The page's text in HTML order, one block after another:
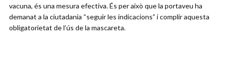
vacuna, és una mesura efectiva. És per això que la portaveu ha
demanat a la ciutadania “seguir les indicacions” i complir aquesta
obligatorietat de l’ús de la mascareta.